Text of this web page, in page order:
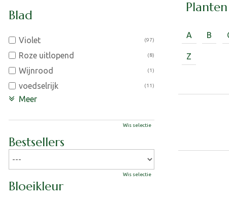
A B
Z
Blad
Violet (97)
Roze uitlopend (8)
Wijnrood (1)
voedselrijk (11)
Meer
Wis selectie
Bestsellers
Wis selectie
Bloeikleur